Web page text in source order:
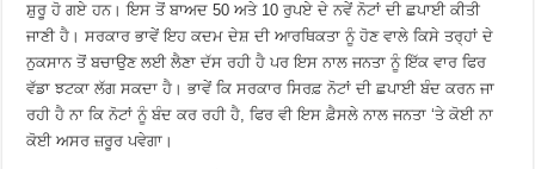
ਸ਼ੁਰੂ ਹੋ ਗਏ ਹਨ। ਇਸ ਤੋਂ ਬਾਅਦ 50 ਅਤੇ 10 ਰੁਪਏ ਦੇ ਨਵੇਂ ਨੋਟਾਂ ਦੀ ਛਪਾਈ ਕੀਤੀ
ਜਾਣੀ ਹੈ। ਸਰਕਾਰ ਭਾਵੇਂ ਇਹ ਕਦਮ ਦੇਸ਼ ਦੀ ਆਰਥਿਕਤਾ ਨੂੰ ਹੋਣ ਵਾਲੇ ਕਿਸੇ ਤਰ੍ਹਾਂ ਦੇ
ਨੁਕਸਾਨ ਤੋਂ ਬਚਾਉਣ ਲਈ ਲੈਣਾ ਦੱਸ ਰਹੀ ਹੈ ਪਰ ਇਸ ਨਾਲ ਜਨਤਾ ਨੂੰ ਇੱਕ ਵਾਰ ਫਿਰ
ਵੱਡਾ ਝਟਕਾ ਲੱਗ ਸਕਦਾ ਹੈ। ਭਾਵੇਂ ਕਿ ਸਰਕਾਰ ਸਿਰਫ਼ ਨੋਟਾਂ ਦੀ ਛਪਾਈ ਬੰਦ ਕਰਨ ਜਾ
ਰਹੀ ਹੈ ਨਾ ਕਿ ਨੋਟਾਂ ਨੂੰ ਬੰਦ ਕਰ ਰਹੀ ਹੈ, ਫਿਰ ਵੀ ਇਸ ਫ਼ੈਸਲੇ ਨਾਲ ਜਨਤਾ ‘ਤੇ ਕੋਈ ਨਾ
ਕੋਈ ਅਸਰ ਜ਼ਰੂਰ ਪਵੇਗਾ।